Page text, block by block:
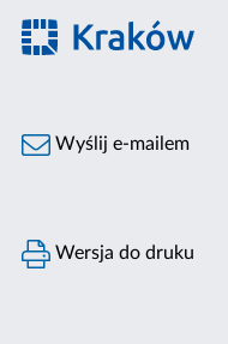
Wyślij e-mailem
Wersja do druku